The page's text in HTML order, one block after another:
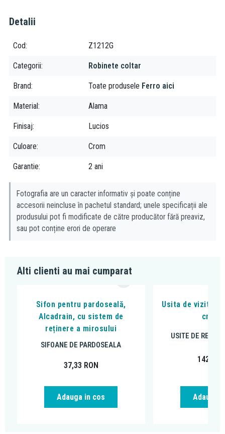
Detalii
Cod Z1212G
Categorii Robinete coltar
Brand Toate produsele Ferro aici
Material Alama
Finisaj Lucios
Culoare Crom
Garantie 2 ani
Fotografia are un caracter informativ și poate conține
accesorii neincluse în pachetul standard; unele specificații ale
produsului pot fi modificate de către producător fără preaviz,
sau pot conține erori de operare
Alti clienti au mai cumparat
Sifon pentru pardoseală,
Alcadrain, cu sistem de
reținere a mirosului
SIFOANE DE PARDOSEALA
37,33 RON
Adauga in cos
Usita de vizitare
cm,
USITE DE
142,42
Adauga